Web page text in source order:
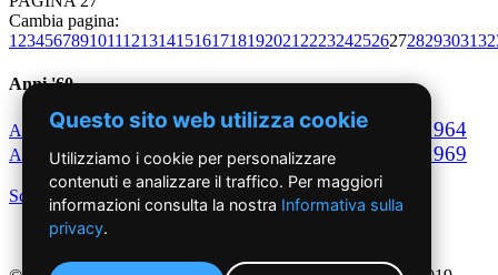
Cambia pagina:
1 23456789101112131415161718192021 2223242526272829303132
Anni '60
Anno1960Anno1961 Anno1962 Anno1963 1964
Anno 1965Anno1966 Anno1967Anno1968 1969
Scegli per decennio
Questo sito web utilizza cookie
Utilizziamo i cookie per personalizzare
contenuti e analizzare il traffico. Per maggiori
informazioni consulta la nostra Informativa sulla
privacy.